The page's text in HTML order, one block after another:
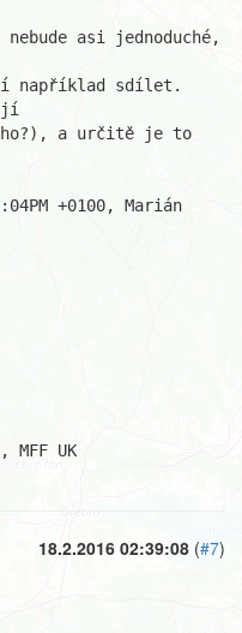
asi jednoduché,
například sdílet.
a určitě je to
+0100, Marián
MFF UK
18.2.2016 02:39:08 (#7)